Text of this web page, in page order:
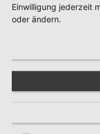
Einwilligung jederzeit
oder ändern.